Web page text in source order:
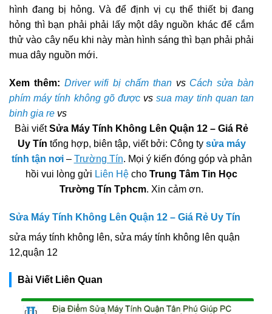
hình đang bị hỏng. Và để định vị cụ thể thiết bị đang
hỏng thì bạn phải phải lấy một dây nguồn khác để cắm
thử vào cây nếu khi này màn hình sáng thì bạn phải phải
mua dây nguồn mới.
Xem thêm: Driver wifi bị chấm thanvs Cách sửa bàn
phím máy tính không gõ đượcvssua may tinh quan tan
binh gia re vs
Bài viếtSửa Máy Tính Không Lên Quận 12 – Giá Rẻ
Uy Tín tổng hợp, biên tập, viết bởi: Công ty sửa máy
tính tận nơi– Trường Tín. Mọi ý kiến đóng góp và phản
hồi vui lòng gửi Liên Hệ cho Trung Tâm Tin Học
Trường Tín Tphcm. Xin cảm ơn.
Sửa Máy Tính Không Lên Quận 12 – Giá Rẻ Uy Tín
sửa máy tính không lên, sửa máy tính không lên quận
12,quận 12
Bài Viết Liên Quan